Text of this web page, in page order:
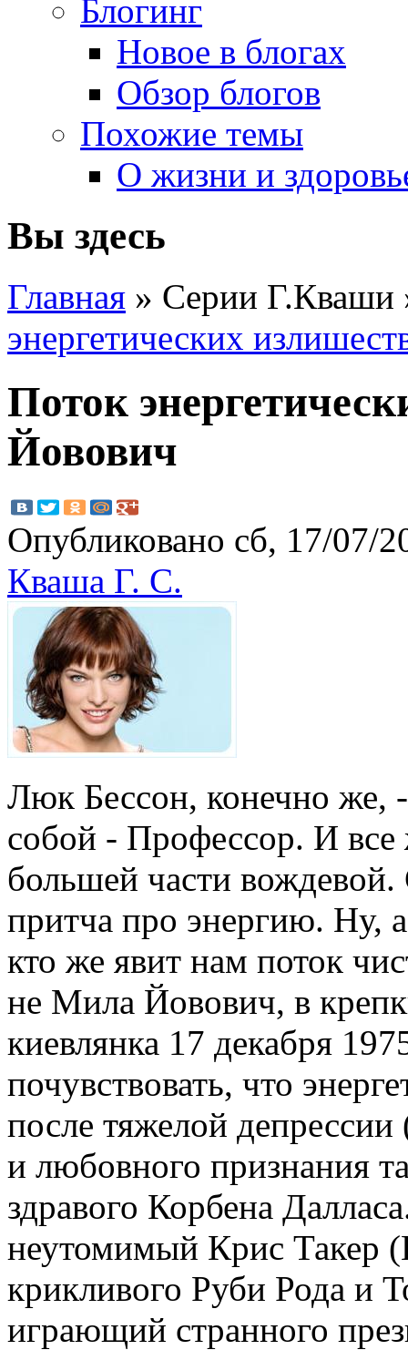
Блогинг
Новое в блогах
Обзор блогов
Похожие темы
О жизни и
Вы здесь
Главная » Серии
энергетических
Поток
Йовович
Опубликовано сб, 17/07/
Кваша Г. С.
Люк Бессон, конечно же,
собой - Профессор. И
большей части
притча про энергию. Ну,
кто же явит нам поток
не Мила Йовович, в
киевлянка 17 декабря
почувствовать, что
после тяжелой
и любовного признания
здравого Корбена
неутомимый Крис Такер
крикливого Руби Рода и
играющий странного